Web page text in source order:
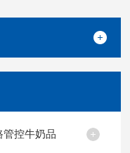
管控牛奶品